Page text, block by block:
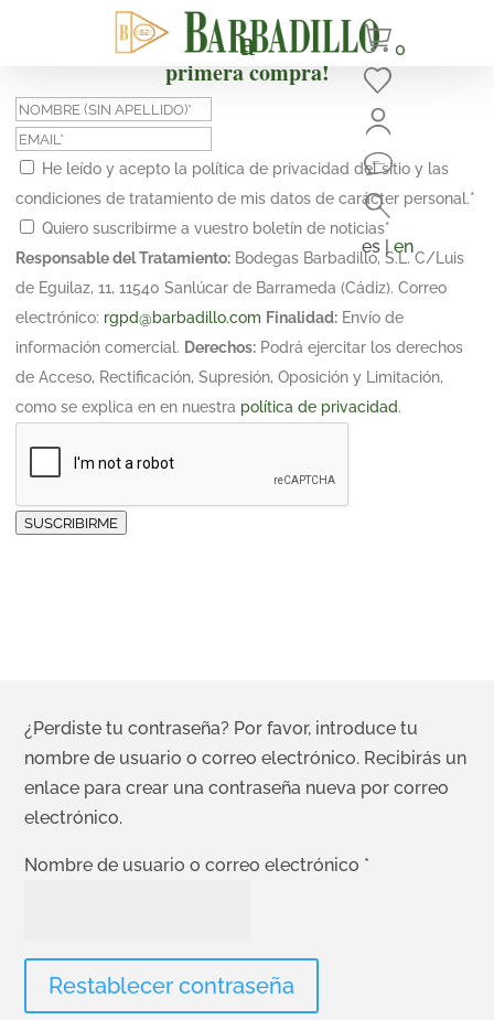
¡Suscríbete y obtén un 10% de descuento en tu
primera compra!
He leído y acepto la política de privacidad del sitio y las
condiciones de tratamiento de mis datos de carácter personal.*
Quiero suscribirme a vuestro boletín de noticias*
Responsable del Tratamiento: Bodegas Barbadillo, S.L. C/Luis
de Eguilaz, 11, 11540 Sanlúcar de Barrameda (Cádiz). Correo
electrónico: rgpd@barbadillo.com Finalidad: Envío de
información comercial. Derechos: Podrá ejercitar los derechos
de Acceso, Rectificación, Supresión, Oposición y Limitación,
como se explica en en nuestra política de privacidad.
SUSCRIBIRME
0
es |en
¿Perdiste tu contraseña? Por favor, introduce tu
nombre de usuario o correo electrónico. Recibirás un
enlace para crear una contraseña nueva por correo
electrónico.
Nombre de usuario o correo electrónico *
Restablecer contraseña